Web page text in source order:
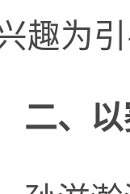
趣为
二、